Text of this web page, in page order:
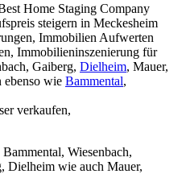
Home Staging Company
steigern in Meckesheim
Immobilien Aufwerten
Immobilieninszenierung für
Gaiberg, Dielheim, Mauer,
ebenso wie Bammental,
verkaufen,
Wiesenbach,
Dielheim wie auch Mauer,